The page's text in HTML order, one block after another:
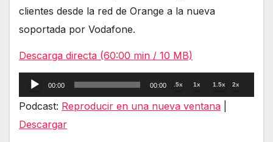
clientes desde la red de Orange a la nueva
soportada por Vodafone.
Descarga directa (60:00 min / 10 MB)
Reproductor
de
00:00 00:00 .5x 1x 1.5x 2x
Podcast: Reproducir en una nueva ventana
Descargar